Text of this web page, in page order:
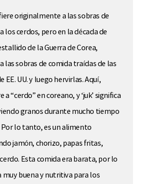
originalmente a las sobras de
los cerdos, pero en la década de
de la Guerra de Corea,
las sobras de comida traídas de las
EE. UU. y luego hervirlas. Aquí,
a “cerdo” en coreano, y ‘juk’ significa
granos durante mucho tiempo
lo tanto, es un alimento
jamón, chorizo, papas fritas,
Esta comida era barata, por lo
muy buena y nutritiva para los